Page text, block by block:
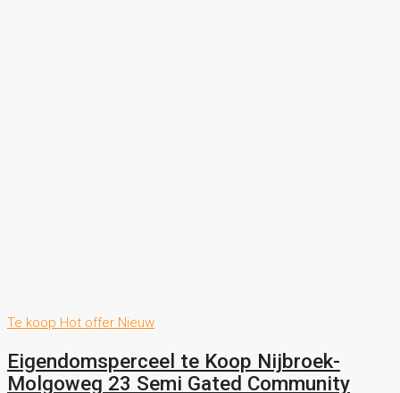
Te koop Hot offer Nieuw
Eigendomsperceel te Koop Nijbroek-
Molgoweg 23 Semi Gated Community